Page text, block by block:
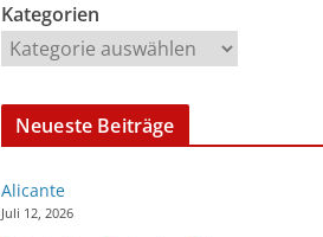
Kategorien
Neueste Beiträge
Alicante
Juli 12, 2026